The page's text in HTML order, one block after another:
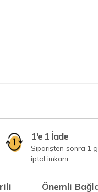
1'e 1 İade
Siparişten sonra 1
iptal imkanı
Önemli